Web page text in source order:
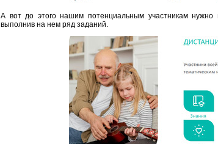
А вот до этого нашим потенциальным участникам нужно
выполнив на нем ряд заданий.